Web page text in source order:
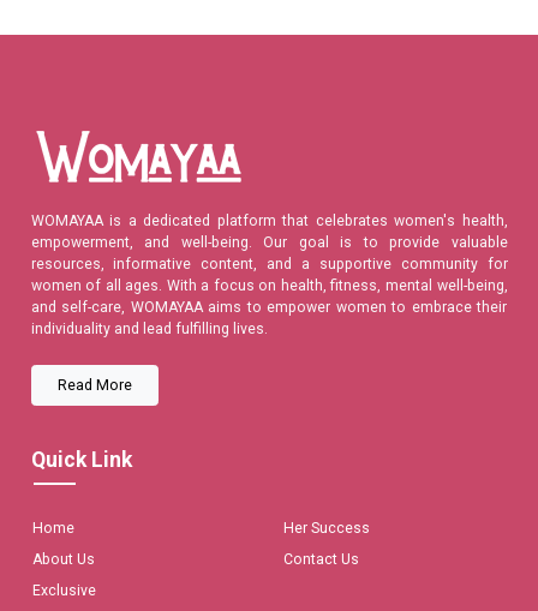
WOMAYAA is a dedicated platform that celebrates women's health,
empowerment, and well-being. Our goal is to provide valuable
resources, informative content, and a supportive community for
women of all ages. With a focus on health, fitness, mental well-being,
and self-care, WOMAYAA aims to empower women to embrace their
individuality and lead fulfilling lives.
Read More
Quick Link
Home
About Us
Exclusive
Her Success
Contact Us